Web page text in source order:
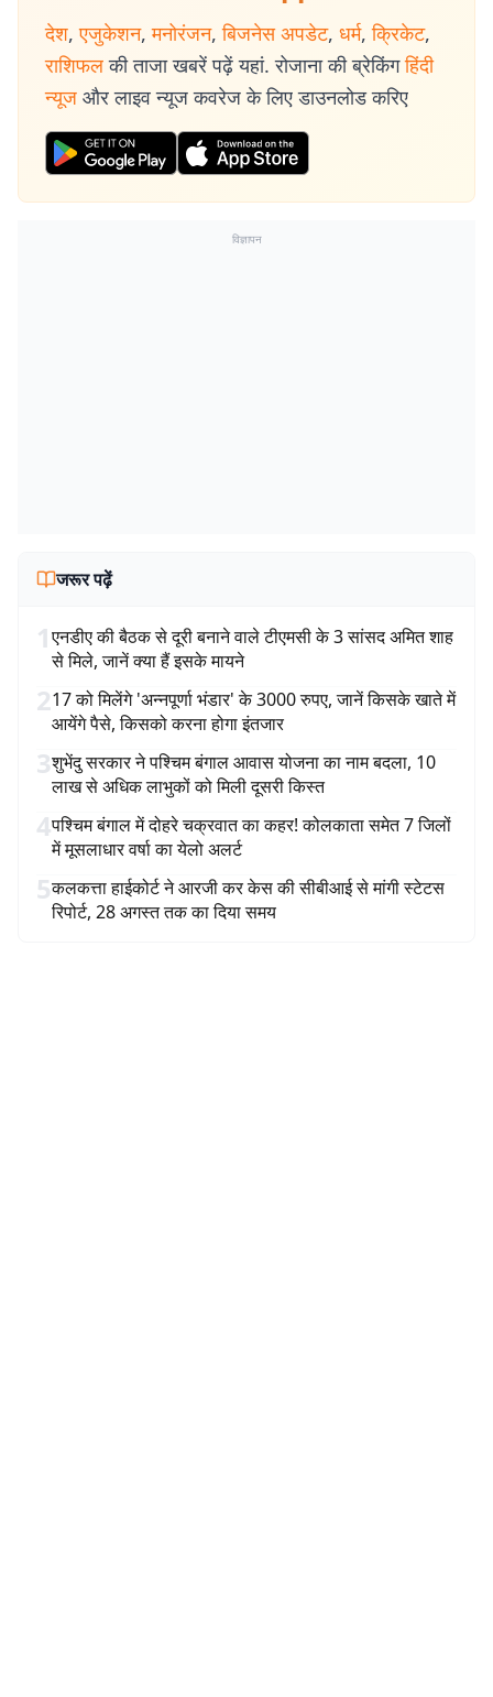
देश, एजुकेशन, मनोरंजन, बिजनेस अपडेट, धर्म, क्रिकेट,
राशिफल की ताजा खबरें पढ़ें यहां. रोजाना की ब्रेकिंग हिंदी
न्यूज और लाइव न्यूज कवरेज के लिए डाउनलोड करिए
विज्ञापन
जरूर पढ़ें
1एनडीए की बैठक से दूरी बनाने वाले टीएमसी के 3 सांसद अमित शाह
से मिले, जानें क्या हैं इसके मायने
217 को मिलेंगे 'अन्नपूर्णा भंडार' के 3000 रुपए, जानें किसके खाते में
आयेंगे पैसे, किसको करना होगा इंतजार
3शुभेंदु सरकार ने पश्चिम बंगाल आवास योजना का नाम बदला, 10
लाख से अधिक लाभुकों को मिली दूसरी किस्त
4पश्चिम बंगाल में दोहरे चक्रवात का कहर! कोलकाता समेत 7 जिलों
में मूसलाधार वर्षा का येलो अलर्ट
5कलकत्ता हाईकोर्ट ने आरजी कर केस की सीबीआई से मांगी स्टेटस
रिपोर्ट, 28 अगस्त तक का दिया समय